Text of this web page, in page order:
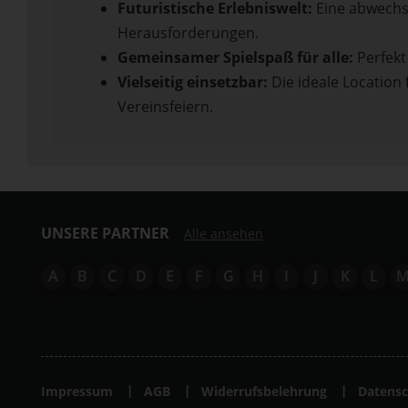
Futuristische Erlebniswelt: Eine
Herausforderungen.
Gemeinsamer Spielspaß für alle:
Vielseitig einsetzbar: Die ideale Location
Vereinsfeiern.
UNSERE PARTNER Alle ansehen
A B C D E F G H I J K L
Impressum AGB Widerrufsbelehrung